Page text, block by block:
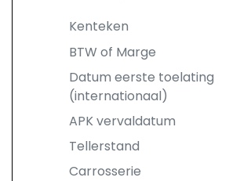
Kenteken
BTW of Marge
Datum eerste toelating
(internationaal)
APK vervaldatum
Tellerstand
Carrosserie